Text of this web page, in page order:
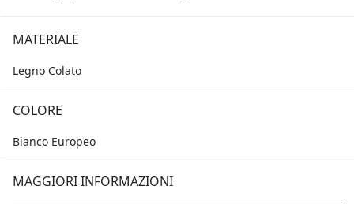
MATERIALE
Legno Colato
COLORE
Bianco Europeo
MAGGIORI INFORMAZIONI